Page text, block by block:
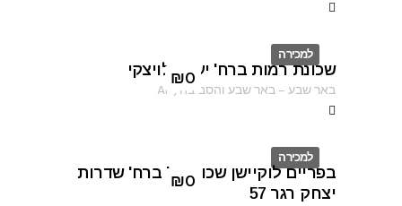
למכירה
ID
₪0
שכונת רמות ברח' יעקב לויצקי
באר שבע–באר שבע והסביבה ,
AF
למכירה
ID
₪0
בפריים לוקיישן שכונה ב' ברח' שדרות
יצחק רגר 57